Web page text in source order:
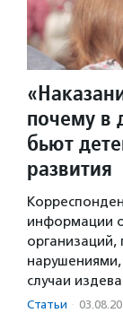
почему в
бьют
развития
информации
случаи
Статьи ·